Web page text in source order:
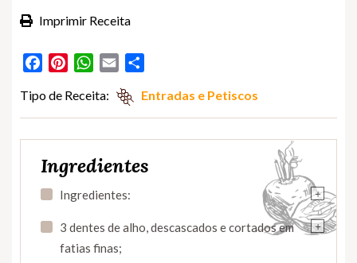
Imprimir Receita
FacebookPinterestWhatsApp
Email
Tipo de Receita: Entradas e Petiscos
Ingredientes
+
Ingredientes:
+
3 dentes de alho, descascados e cortados em
fatias finas;